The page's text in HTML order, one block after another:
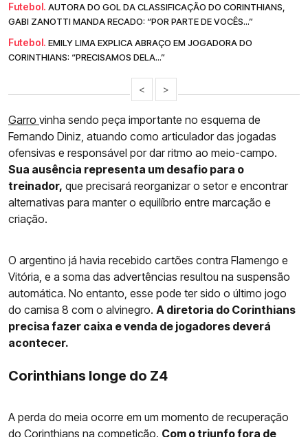
Futebol. AUTORA DO GOL DA CLASSIFICAÇÃO DO CORINTHIANS,
GABI ZANOTTI MANDA RECADO: “POR PARTE DE VOCÊS...”
Futebol. EMILY LIMA EXPLICA ABRAÇO EM JOGADORA DO
CORINTHIANS: “PRECISAMOS DELA...”
< >
Garro vinha sendo peça importante no esquema de
Fernando Diniz, atuando como articulador das jogadas
ofensivas e responsável por dar ritmo ao meio-campo.
Sua ausência representa um desafio para o
treinador, que precisará reorganizar o setor e encontrar
alternativas para manter o equilíbrio entre marcação e
criação.
O argentino já havia recebido cartões contra Flamengo e
Vitória, e a soma das advertências resultou na suspensão
automática. No entanto, esse pode ter sido o último jogo
do camisa 8 com o alvinegro. A diretoria do Corinthians
precisa fazer caixa e venda de jogadores deverá
acontecer.
Corinthians longe do Z4
A perda do meia ocorre em um momento de recuperação
do Corinthians na competição. Com o triunfo fora de